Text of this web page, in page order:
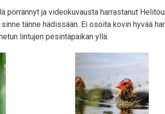
pörrännyt ja videokuvausta harrastanut
tänne hädissään. Ei osoita kovin hyvää
lintujen pesintäpaikan yllä.